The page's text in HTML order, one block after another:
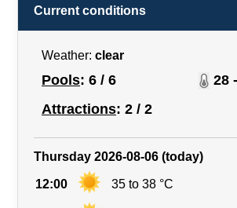
Current conditions
Weather: clear
Pools: 6 / 6
28
Attractions: 2 / 2
Thursday 2026-08-06 (today)
12:00 35 to 38 °C